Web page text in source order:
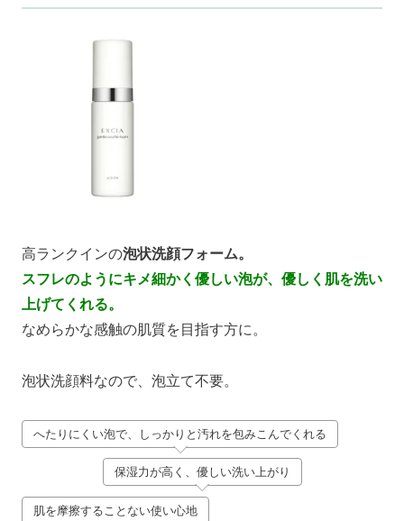
高ランクインの泡状洗顔フォーム。
スフレのようにキメ細かく優しい泡が、優しく肌を洗い
上げてくれる。
なめらかな感触の肌質を目指す方に。
泡状洗顔料なので、泡立て不要。
へたりにくい泡で、しっかりと汚れを包みこんでくれる
保湿力が高く、優しい洗い上がり
肌を摩擦することない使い心地